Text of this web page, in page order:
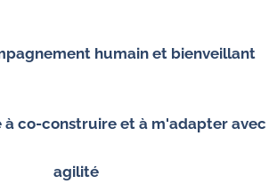
humain et bienveillant
à co-construire et à m'adapter avec
agilité